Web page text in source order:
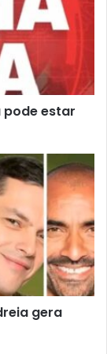
pode estar
gera